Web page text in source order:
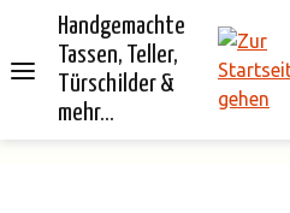
springen
Handgemachte
Tassen, Teller,
Türschilder &
mehr...